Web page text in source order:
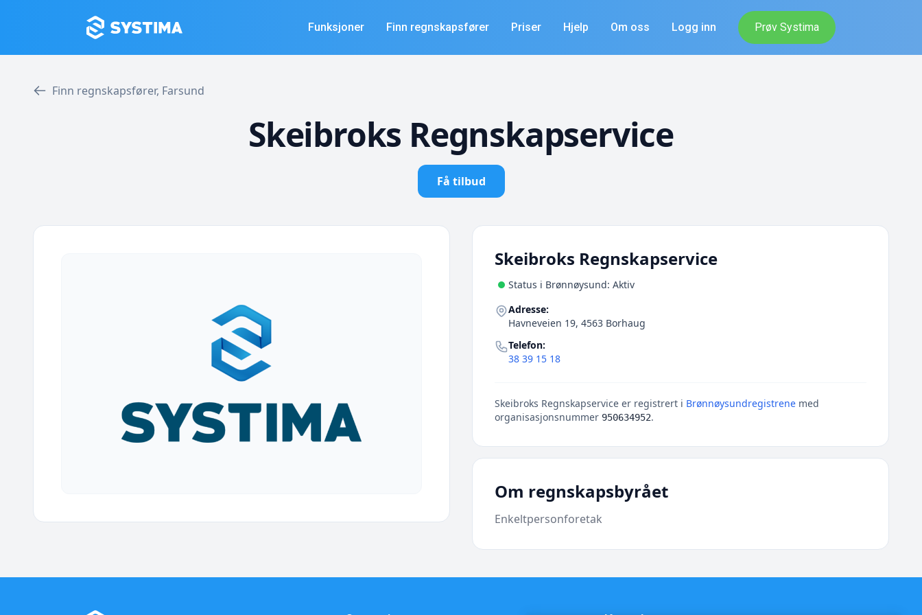
Funksjoner Finn regnskapsfører Priser Hjelp Om oss Logg inn Prøv Systima
Finn regnskapsfører, Farsund
Skeibroks Regnskapservice
Få tilbud
Skeibroks Regnskapservice
Status i Brønnøysund: Aktiv
Adresse:
Havneveien 19, 4563 Borhaug
Telefon:
38 39 15 18
Skeibroks Regnskapservice er registrert i Brønnøysundregistrene med
organisasjonsnummer 950634952.
Om regnskapsbyrået
Enkeltpersonforetak